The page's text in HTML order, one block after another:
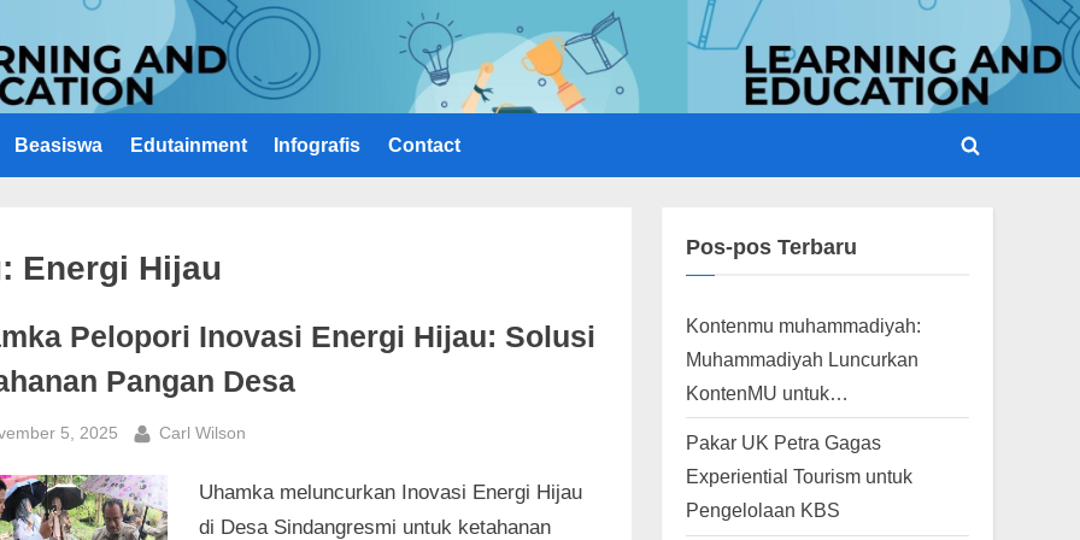
Beasiswa Edutainment Infografis Contact
Toggle
Energi Hijau
Pelopori Inovasi Energi Hijau: Solusi
Pangan Desa
5, 2025 By
Carl Wilson
Uhamka meluncurkan Inovasi Energi Hijau
di Desa Sindangresmi untuk ketahanan
Pos-pos Terbaru
Kontenmu muhammadiyah:
Muhammadiyah Luncurkan
KontenMU untuk…
Pakar UK Petra Gagas
Experiential Tourism untuk
Pengelolaan KBS